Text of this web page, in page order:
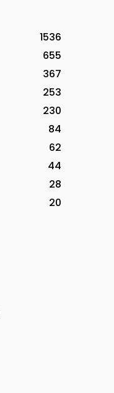
1536
655
367
253
230
84
62
44
28
20